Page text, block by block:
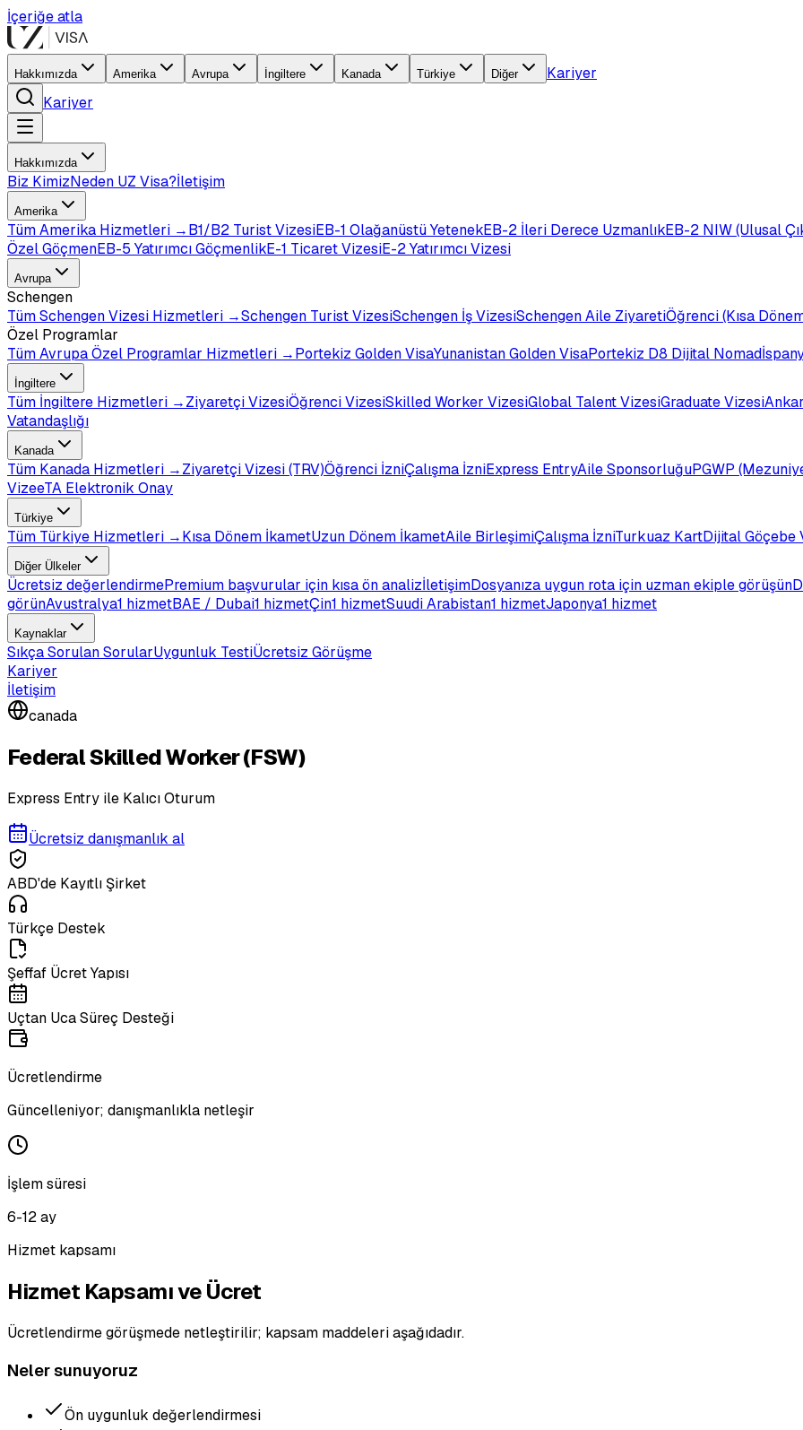
İçeriğe atla
Hakkımızda Amerika Avrupa İngiltere Kanada Türkiye Diğer
Kariyer
Kariyer
Hakkımızda
Biz KimizNeden UZ Visa?İletişim
Amerika
TümAmerika Hizmetleri →B1/B2 Turist VizesiEB-1 Olağanüstü YetenekEB-2 İleri Derece UzmanlıkEB-2 NIW (Ulusal
Özel GöçmenEB-5 Yatırımcı GöçmenlikE-1 Ticaret VizesiE-2 Yatırımcı Vizesi
Avrupa
Schengen
TümSchengen Vizesi Hizmetleri →Schengen Turist VizesiSchengen İş VizesiSchengen Aile ZiyaretiÖğrenci (Kısa
Özel Programlar
TümAvrupa Özel Programlar Hizmetleri →Portekiz Golden VisaYunanistan Golden VisaPortekiz D8 Dijital Nomad
İngiltere
Tüm İngiltere Hizmetleri →Ziyaretçi VizesiÖğrenci VizesiSkilled Worker VizesiGlobal Talent VizesiGraduate Vizesi
Vatandaşlığı
Kanada
Tüm Kanada Hizmetleri →Ziyaretçi Vizesi (TRV)Öğrenci İzniÇalışma İzniExpress EntryAile SponsorluğuPGWP
VizeeTA Elektronik Onay
Türkiye
Tüm Türkiye Hizmetleri →Kısa Dönem İkametUzun Dönem İkametAile BirleşimiÇalışma İzniTurkuaz KartDijital Göçebe
Diğer Ülkeler
Ücretsiz değerlendirmePremium başvurular için kısa ön analizİletişimDosyanıza uygun rota için uzman ekiple görüşün
görünAvustralya1 hizmetBAE / Dubai1 hizmetÇin1 hizmetSuudi Arabistan1 hizmetJaponya1 hizmet
Kaynaklar
Sıkça Sorulan SorularUygunluk TestiÜcretsiz Görüşme
Kariyer
İletişim
canada
Federal Skilled Worker (FSW)
Express Entry ile Kalıcı Oturum
Ücretsiz danışmanlık al
ABD'de Kayıtlı Şirket
Türkçe Destek
Şeffaf Ücret Yapısı
Uçtan Uca Süreç Desteği
Ücretlendirme
Güncelleniyor; danışmanlıkla netleşir
İşlem süresi
6-12 ay
Hizmet kapsamı
Hizmet Kapsamı ve Ücret
Ücretlendirme görüşmede netleştirilir; kapsam maddeleri aşağıdadır.
Neler sunuyoruz
Ön uygunluk değerlendirmesi